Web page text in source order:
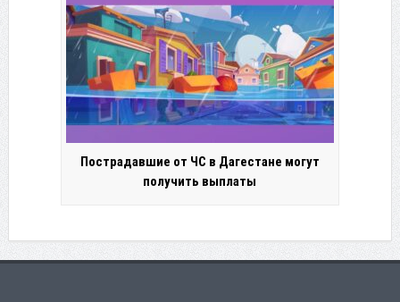
Пострадавшие от ЧС в Дагестане могут
получить выплаты